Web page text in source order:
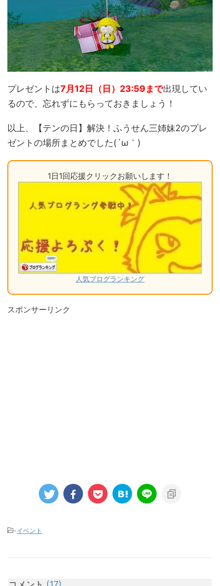
プレゼントは7月12日（日）23:59まで出現してい
るので、忘れずにもらっておきましょう！
以上、【テンの日】解決！ふうせん三姉妹2のプレ
ゼントの場所まとめでした(´ω｀)
1日1回応援クリックお願いします！
人気ブログランキング
スポンサーリンク
-イベント